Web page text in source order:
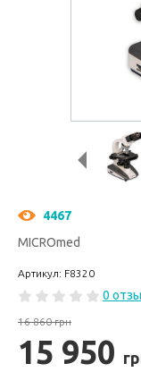
4467
MICROmed
Артикул: F8320
0
16 860 грн
15 950